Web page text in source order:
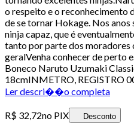
o respeito e o reconhecimento
de se tornar Hokage. Nos
ninja capaz, que é
tanto por parte dos moradores
geralVenha conhecer de perto
Boneco Naruto Uzumaki
18cmINMETRO, REGISTRO
Ler descri��o completa
R$ 32,72no PIX Desconto